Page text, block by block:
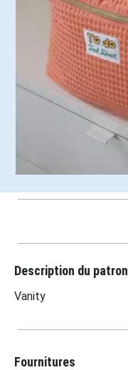
Description du patron
Vanity
Fournitures